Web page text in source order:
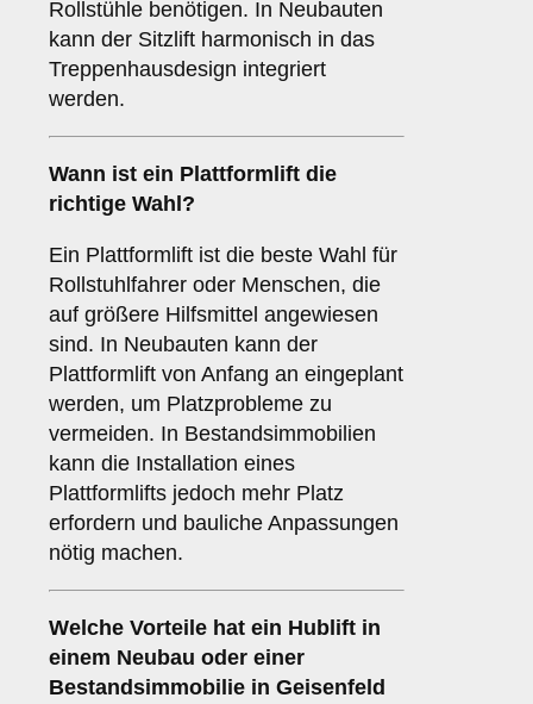
Rollstühle benötigen. In Neubauten
kann der Sitzlift harmonisch in das
Treppenhausdesign integriert
werden.
Wann ist ein Plattformlift die
richtige Wahl?
Ein Plattformlift ist die beste Wahl für
Rollstuhlfahrer oder Menschen, die
auf größere Hilfsmittel angewiesen
sind. In Neubauten kann der
Plattformlift von Anfang an eingeplant
werden, um Platzprobleme zu
vermeiden. In Bestandsimmobilien
kann die Installation eines
Plattformlifts jedoch mehr Platz
erfordern und bauliche Anpassungen
nötig machen.
Welche Vorteile hat ein Hublift in
einem Neubau oder einer
Bestandsimmobilie in Geisenfeld